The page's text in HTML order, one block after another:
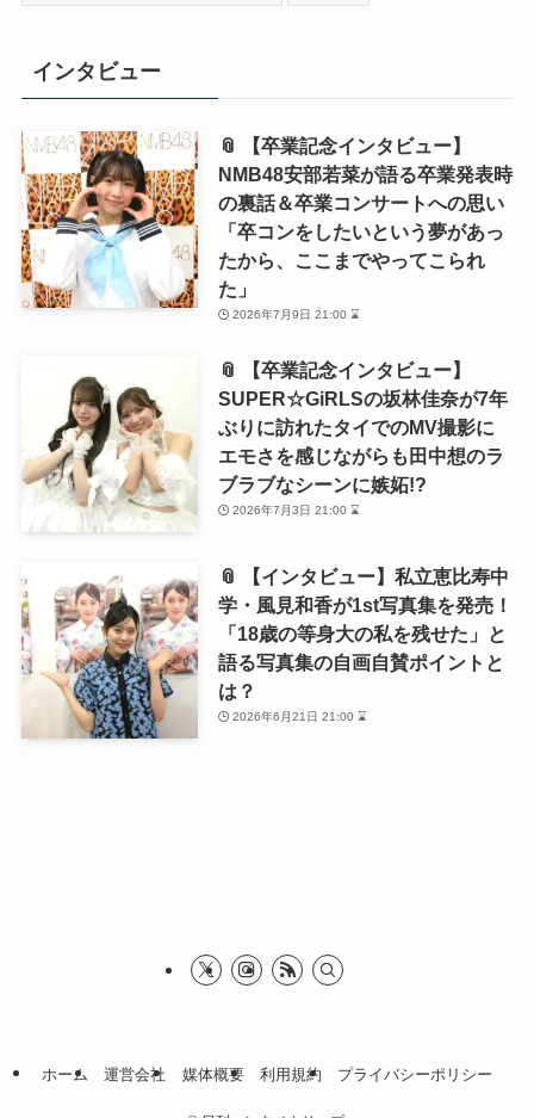
索:
インタビュー
📎 【卒業記念インタビュー】
NMB48安部若菜が語る卒業発表時
の裏話＆卒業コンサートへの思い
「卒コンをしたいという夢があっ
たから、ここまでやってこられ
た」
2026年7月9日 21:00 ⌛
📎 【卒業記念インタビュー】
SUPER☆GiRLSの坂林佳奈が7年
ぶりに訪れたタイでのMV撮影に
エモさを感じながらも田中想のラ
ブラブなシーンに嫉妬!?
2026年7月3日 21:00 ⌛
📎 【インタビュー】私立恵比寿中
学・風見和香が1st写真集を発売！
「18歳の等身大の私を残せた」と
語る写真集の自画自賛ポイントと
は？
2026年6月21日 21:00 ⌛
ホーム 運営会社 媒体概要 利用規約 プライバシーポリシー